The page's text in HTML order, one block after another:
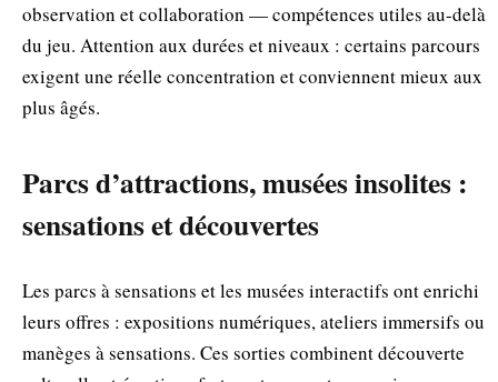
observation et collaboration — compétences utiles au-delà
du jeu. Attention aux durées et niveaux : certains parcours
exigent une réelle concentration et conviennent mieux aux
plus âgés.
Parcs d’attractions, musées insolites :
sensations et découvertes
Les parcs à sensations et les musées interactifs ont enrichi
leurs offres : expositions numériques, ateliers immersifs ou
manèges à sensations. Ces sorties combinent découverte